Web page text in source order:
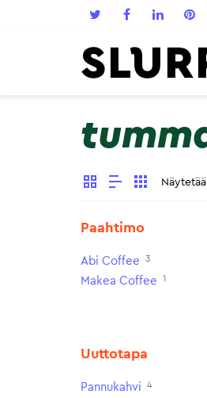
Paahtimo
Abi Coffee 3
Makea Coffee 1
Uuttotapa
Pannukahvi 4